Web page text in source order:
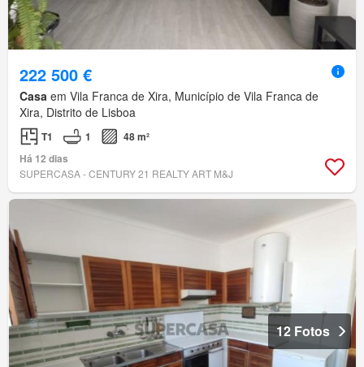
222 500 €
Casa em Vila Franca de Xira, Município de Vila Franca de
Xira, Distrito de Lisboa
T1 1
48 m²
Há 12 dias
SUPERCASA - CENTURY 21 REALTY ART M&J
12 Fotos